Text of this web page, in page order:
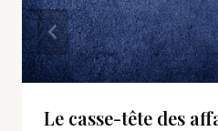
Le casse-tête des